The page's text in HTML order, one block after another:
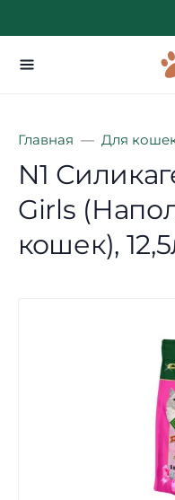
Главная Для
N1
Girls
кошек),